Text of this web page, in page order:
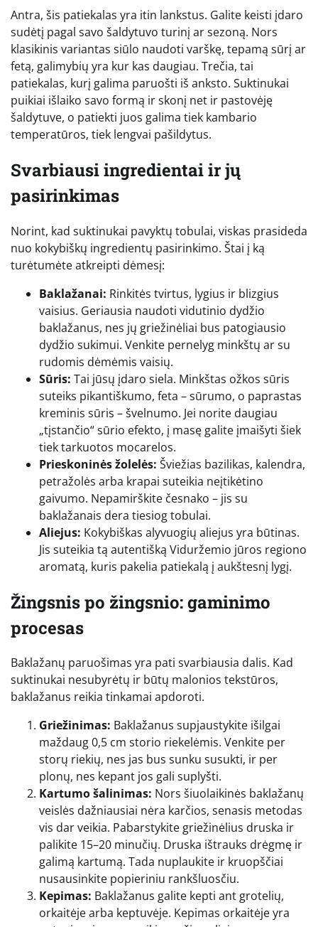
Antra, šis patiekalas yra itin lankstus. Galite keisti įdaro
sudėtį pagal savo šaldytuvo turinį ar sezoną. Nors
klasikinis variantas siūlo naudoti varškę, tepamą sūrį ar
fetą, galimybių yra kur kas daugiau. Trečia, tai
patiekalas, kurį galima paruošti iš anksto. Suktinukai
puikiai išlaiko savo formą ir skonį net ir pastovėję
šaldytuve, o patiekti juos galima tiek kambario
temperatūros, tiek lengvai pašildytus.
Svarbiausi ingredientai ir jų
pasirinkimas
Norint, kad suktinukai pavyktų tobulai, viskas prasideda
nuo kokybiškų ingredientų pasirinkimo. Štai į ką
turėtumėte atkreipti dėmesį:
Baklažanai: Rinkitės tvirtus, lygius ir blizgius
vaisius. Geriausia naudoti vidutinio dydžio
baklažanus, nes jų griežinėliai bus patogiausio
dydžio sukimui. Venkite pernelyg minkštų ar su
rudomis dėmėmis vaisių.
Sūris: Tai jūsų įdaro siela. Minkštas ožkos sūris
suteiks pikantiškumo, feta – sūrumo, o paprastas
kreminis sūris – švelnumo. Jei norite daugiau
„tįstančio“ sūrio efekto, į masę galite įmaišyti šiek
tiek tarkuotos mocarelos.
Prieskoninės žolelės: Šviežias bazilikas, kalendra,
petražolės arba krapai suteikia neįtikėtino
gaivumo. Nepamirškite česnako – jis su
baklažanais dera tiesiog tobulai.
Aliejus: Kokybiškas alyvuogių aliejus yra būtinas.
Jis suteikia tą autentišką Viduržemio jūros regiono
aromatą, kuris pakelia patiekalą į aukštesnį lygį.
Žingsnis po žingsnio: gaminimo
procesas
Baklažanų paruošimas yra pati svarbiausia dalis. Kad
suktinukai nesubyrėtų ir būtų malonios tekstūros,
baklažanus reikia tinkamai apdoroti.
Griežinimas: Baklažanus supjaustykite išilgai
maždaug 0,5 cm storio riekelėmis. Venkite per
storų riekių, nes jas bus sunku susukti, ir per
plonų, nes kepant jos gali suplyšti.
Kartumo šalinimas: Nors šiuolaikinės baklažanų
veislės dažniausiai nėra karčios, senasis metodas
vis dar veikia. Pabarstykite griežinėlius druska ir
palikite 15–20 minučių. Druska ištrauks drėgmę ir
galimą kartumą. Tada nuplaukite ir kruopščiai
nusausinkite popieriniu rankšluosčiu.
Kepimas: Baklažanus galite kepti ant grotelių,
orkaitėje arba keptuvėje. Kepimas orkaitėje yra